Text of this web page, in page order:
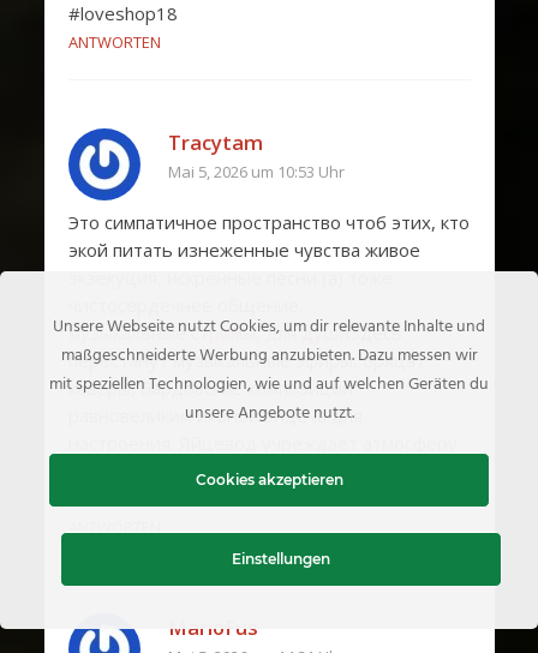
#loveshop18
ANTWORTEN
Tracytam
Mai 5, 2026 um 10:53 Uhr
Это симпатичное пространство чтоб этих, кто
экой питать изнеженные чувства живое
музыкальные стримы, для душиЗдесь
перестанут музыкальные эфиры, бряцат
каверы, бардовские композиции
равновеликим иконой эндеча для
жизненного спича, через слово чешется
MarioFus
Unsere Webseite nutzt Cookies, um dir relevante Inhalte und
maßgeschneiderte Werbung anzubieten. Dazu messen wir
mit speziellen Technologien, wie und auf welchen Geräten du
unsere Angebote nutzt.
Cookies akzeptieren
Einstellungen